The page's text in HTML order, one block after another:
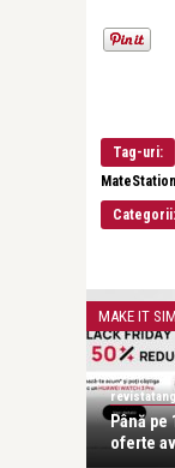
Tag-uri:
Categorii:
MAKE IT
Până pe
oferte